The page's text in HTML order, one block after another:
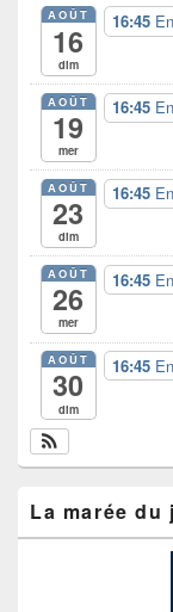
AOÛT
16
dim
16:45
AOÛT
19
mer
16:45
AOÛT
23
dim
16:45
AOÛT
26
mer
16:45
AOÛT
30
dim
16:45
La marée du